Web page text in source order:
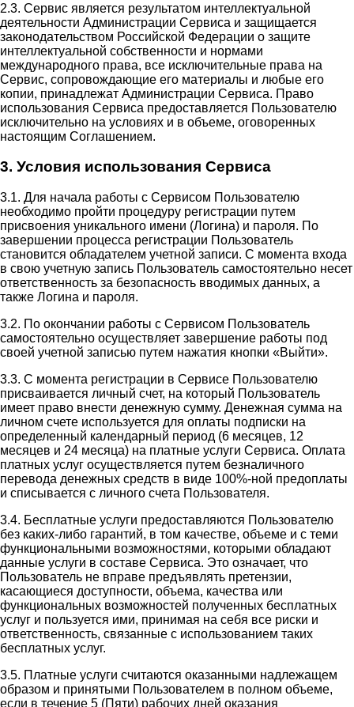
2.3. Сервис является результатом интеллектуальной
деятельности Администрации Сервиса и защищается
законодательством Российской Федерации о защите
интеллектуальной собственности и нормами
международного права, все исключительные права на
Сервис, сопровождающие его материалы и любые его
копии, принадлежат Администрации Сервиса. Право
использования Сервиса предоставляется Пользователю
исключительно на условиях и в объеме, оговоренных
настоящим Соглашением.
3. Условия использования Сервиса
3.1. Для начала работы с Сервисом Пользователю
необходимо пройти процедуру регистрации путем
присвоения уникального имени (Логина) и пароля. По
завершении процесса регистрации Пользователь
становится обладателем учетной записи. С момента входа
в свою учетную запись Пользователь самостоятельно несет
ответственность за безопасность вводимых данных, а
также Логина и пароля.
3.2. По окончании работы с Сервисом Пользователь
самостоятельно осуществляет завершение работы под
своей учетной записью путем нажатия кнопки «Выйти».
3.3. С момента регистрации в Сервисе Пользователю
присваивается личный счет, на который Пользователь
имеет право внести денежную сумму. Денежная сумма на
личном счете используется для оплаты подписки на
определенный календарный период (6 месяцев, 12
месяцев и 24 месяца) на платные услуги Сервиса. Оплата
платных услуг осуществляется путем безналичного
перевода денежных средств в виде 100%-ной предоплаты
и списывается с личного счета Пользователя.
3.4. Бесплатные услуги предоставляются Пользователю
без каких-либо гарантий, в том качестве, объеме и с теми
функциональными возможностями, которыми обладают
данные услуги в составе Сервиса. Это означает, что
Пользователь не вправе предъявлять претензии,
касающиеся доступности, объема, качества или
функциональных возможностей полученных бесплатных
услуг и пользуется ими, принимая на себя все риски и
ответственность, связанные с использованием таких
бесплатных услуг.
3.5. Платные услуги считаются оказанными надлежащем
образом и принятыми Пользователем в полном объеме,
если в течение 5 (Пяти) рабочих дней оказания